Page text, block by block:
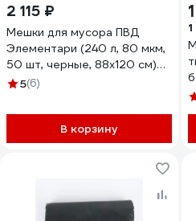
2 115 ₽
Мешки для мусора ПВД
Элементари (240 л, 80 мкм,
50 шт, черные, 88х120 см)
ООО Комус 1634994
5(6)
В корзину